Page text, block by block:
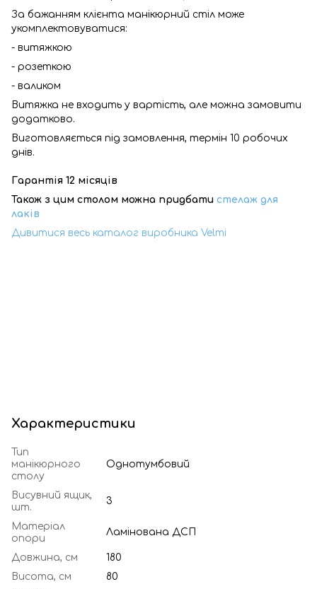
За бажанням клієнта манікюрний стіл може
укомплектовуватися:
- витяжкою
- розеткою
- валиком
Витяжка не входить у вартість, але можна замовити
додатково.
Виготовляється під замовлення, термін 10 робочих
днів.
Гарантія 12 місяців
Також з цим столом можна придбати стелаж для
лаків
Дивитися весь каталог виробника Velmi
Характеристики
Тип
манікюрного
столу
Однотумбовий
Висувний ящик,
шт.
3
Матеріал
опори
Ламінована ДСП
Довжина, см
180
Висота, см
80